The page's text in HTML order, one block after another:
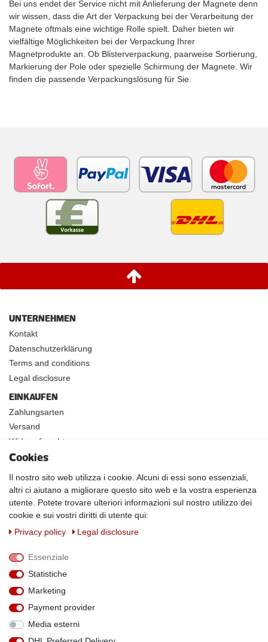
Bei uns endet der Service nicht mit Anlieferung der Magnete denn
wir wissen, dass die Art der Verpackung bei der Verarbeitung der
Magnete oftmals eine wichtige Rolle spielt. Daher bieten wir
vielfältige Möglichkeiten bei der Verpackung Ihrer
Magnetprodukte an. Ob Blisterverpackung, paarweise Sortierung,
Markierung der Pole oder spezielle Schirmung der Magnete. Wir
finden die passende Verpackungslösung für Sie.
UNTERNEHMEN
Kontakt
Datenschutzerklärung
Terms and conditions
Legal disclosure
EINKAUFEN
Zahlungsarten
Versand
Widerrufsrecht
INFOS
Kundenanwendungen
Physikalische Eigenschaften
Magnetismus von A-Z
Magnetmaterialien
Downloads
Handelspartner werden
Facebook
Cookies
Il nostro sito web utilizza i cookie. Alcuni di essi sono essenziali,
altri ci aiutano a migliorare questo sito web e la vostra esperienza
utente. Potete trovare ulteriori informazioni sul nostro utilizzo dei
cookie e sui vostri diritti di utente qui:
Privacy policy
Legal disclosure
Essenziale
Statistiche
Marketing
Payment provider
Media esterni